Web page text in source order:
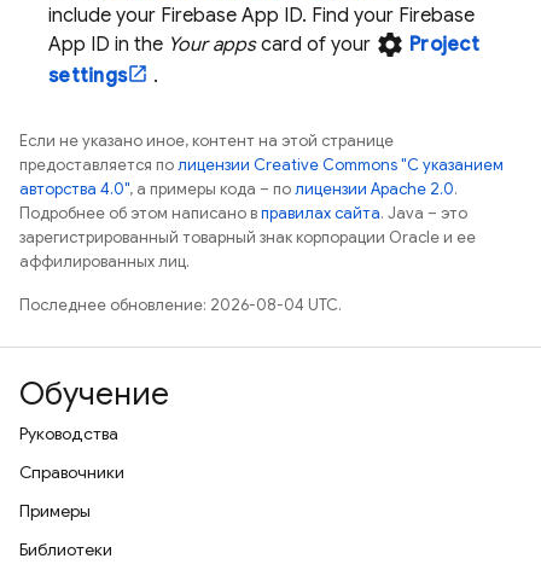
include your Firebase App ID. Find your Firebase
App ID in the Your appscard of your settings Project
settings
.
Если не указано иное, контент на этой странице
предоставляется полицензии Creative Commons "С указанием
авторства 4.0", а примеры кода – полицензии Apache 2.0.
Подробнее об этом написано вправилах сайта. Java – это
зарегистрированный товарный знак корпорации Oracle и ее
аффилированных лиц.
Последнее обновление: 2026-08-04 UTC.
Обучение
Руководства
Справочники
Примеры
Библиотеки